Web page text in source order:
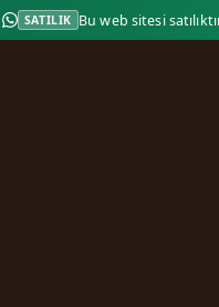
SATILIK Bu web sitesi